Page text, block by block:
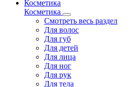
Косметика
Косметика
Смотреть весь раздел
Для волос
Для губ
Для детей
Для лица
Для ног
Для рук
Для тела